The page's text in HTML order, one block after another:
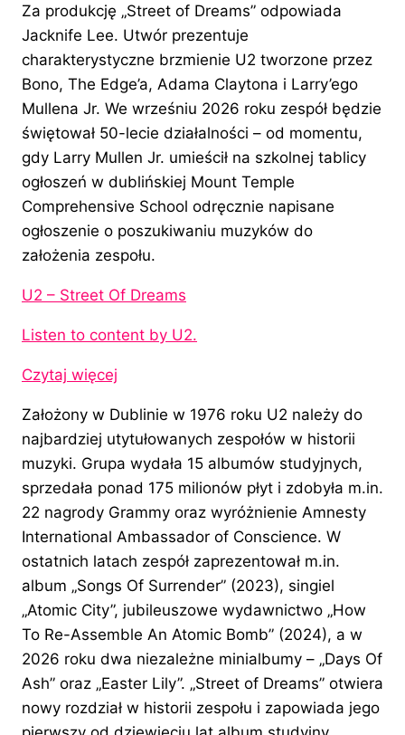
Za produkcję „Street of Dreams” odpowiada
Jacknife Lee. Utwór prezentuje
charakterystyczne brzmienie U2 tworzone przez
Bono, The Edge’a, Adama Claytona i Larry’ego
Mullena Jr. We wrześniu 2026 roku zespół będzie
świętował 50-lecie działalności – od momentu,
gdy Larry Mullen Jr. umieścił na szkolnej tablicy
ogłoszeń w dublińskiej Mount Temple
Comprehensive School odręcznie napisane
ogłoszenie o poszukiwaniu muzyków do
założenia zespołu.
U2 – Street Of Dreams
Listen to content by U2.
Czytaj więcej
Założony w Dublinie w 1976 roku U2 należy do
najbardziej utytułowanych zespołów w historii
muzyki. Grupa wydała 15 albumów studyjnych,
sprzedała ponad 175 milionów płyt i zdobyła m.in.
22 nagrody Grammy oraz wyróżnienie Amnesty
International Ambassador of Conscience. W
ostatnich latach zespół zaprezentował m.in.
album „Songs Of Surrender” (2023), singiel
„Atomic City”, jubileuszowe wydawnictwo „How
To Re-Assemble An Atomic Bomb” (2024), a w
2026 roku dwa niezależne minialbumy – „Days Of
Ash” oraz „Easter Lily”. „Street of Dreams” otwiera
nowy rozdział w historii zespołu i zapowiada jego